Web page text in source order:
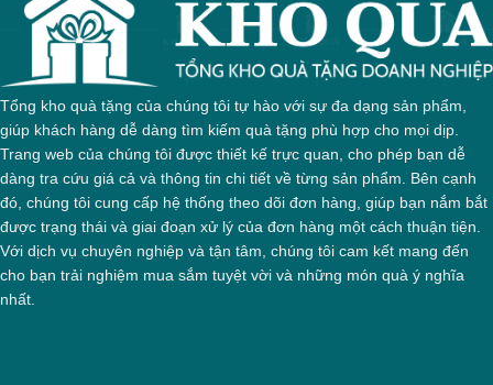
Tổng kho quà tặng của chúng tôi tự hào với sự đa dạng sản phẩm,
giúp khách hàng dễ dàng tìm kiếm quà tặng phù hợp cho mọi dịp.
Trang web của chúng tôi được thiết kế trực quan, cho phép bạn dễ
dàng tra cứu giá cả và thông tin chi tiết về từng sản phẩm. Bên cạnh
đó, chúng tôi cung cấp hệ thống theo dõi đơn hàng, giúp bạn nắm bắt
được trạng thái và giai đoạn xử lý của đơn hàng một cách thuận tiện.
Với dịch vụ chuyên nghiệp và tận tâm, chúng tôi cam kết mang đến
cho bạn trải nghiệm mua sắm tuyệt vời và những món quà ý nghĩa
nhất.